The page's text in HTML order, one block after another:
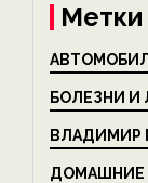
Метки
БОЛЕЗНИ И
ВЛАДИМИР